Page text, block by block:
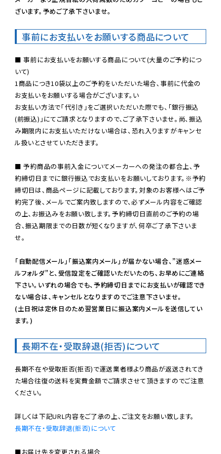
ざいます。予めご了承下さいませ。
事前にお支払いをお願いする商品について
■ 事前にお支払いをお願いする商品について(大量のご予約につ
いて)
1商品につき10袋以上のご予約をいただいた場合、事前に代金の
お支払いをお願いする場合がございます。い
お支払い方法で「代引き」をご選択いただいた際でも、「銀行振込
(前振込)」にてご請求となりますので、ご了承下さいませ。尚、振込
み期限内にお支払いただけない場合は、恐れ入りますがキャンセ
ル扱いとさせていただきます。
■ 予約商品の事前入金についてメーカーへの発注の都合上、予
約締切日までに銀行振込でお支払いをお願いしております。※予約
締切日は、商品ページに記載しております。対象のお客様へはご予
約完了後、メールでご案内致しますので、必ずメール内容をご確認
の上、お振込みをお願い致します。予約締切日直前のご予約の場
合、振込期限までの日数が短くなりますが、何卒ご了承下さいま
せ。
「自動配信メール」「振込案内メール」が届かない場合、”迷惑メー
ルフォルダ”と、受信設定をご確認いただいたのち、お早めにご連絡
下さい。いずれの場合でも、予約締切日までにお支払いが確認でき
ない場合は、キャンセルとなりますのでご注意下さいませ。
(土日祝は定休日のため翌営業日に振込案内メールを送信してい
ます。)
長期不在・受取辞退(拒否)について
長期不在や受取拒否(拒否)で運送業者様より商品が返送されてき
た場合往復の送料を実費金額でご請求させて頂きますのでご注意
ください。
長期不在・受取辞退(拒否)について